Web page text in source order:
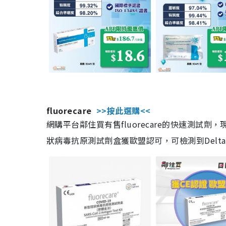
fluorecare >>按此選購<<
網購平台鄰住買有售fluorecare的快速測試劑，
狀病毒抗原測試劑盒獲歐盟認可，可檢測到